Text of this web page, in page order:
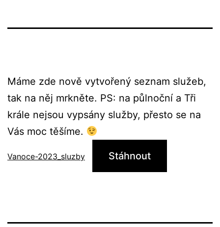
Máme zde nově vytvořený seznam služeb,
tak na něj mrkněte. PS: na půlnoční a Tři
krále nejsou vypsány služby, přesto se na
Vás moc těšíme.
Vanoce-2023_sluzby Stáhnout